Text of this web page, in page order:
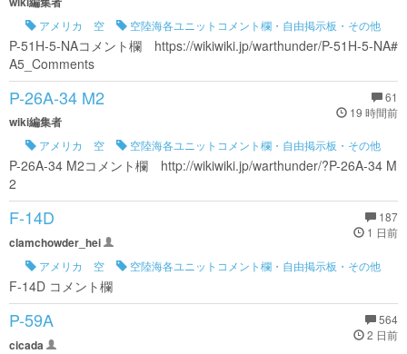
アメリカ 空 空陸海各ユニットコメント欄・自由掲示板・その他
P-51H-5-NAコメント欄 https://wikiwiki.jp/warthunder/P-51H-5-NA#
A5_Comments
61
19 時間前
P-26A-34 M2
wiki編集者
アメリカ 空 空陸海各ユニットコメント欄・自由掲示板・その他
P-26A-34 M2コメント欄 http://wikiwiki.jp/warthunder/?P-26A-34 M
2
187
1 日前
F-14D
clamchowder_hei
アメリカ 空 空陸海各ユニットコメント欄・自由掲示板・その他
F-14D コメント欄
564
2 日前
P-59A
cicada